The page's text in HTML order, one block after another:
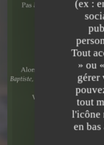
(ex :
Tout
» ou
gérer
tout
l'icône
en bas